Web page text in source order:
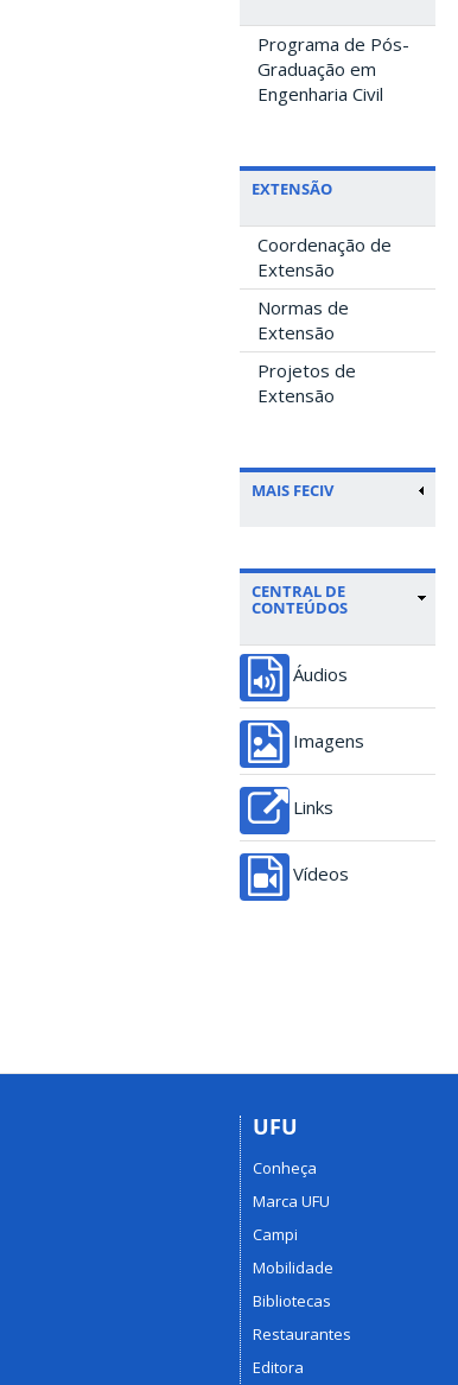
Programa de Pós-
Graduação em
Engenharia Civil
EXTENSÃO
Coordenação de
Extensão
Normas de
Extensão
Projetos de
Extensão
MAIS FECIV
CENTRAL DE
CONTEÚDOS
Áudios
Imagens
Links
Vídeos
UFU
Conheça
Marca UFU
Campi
Mobilidade
Bibliotecas
Restaurantes
Editora